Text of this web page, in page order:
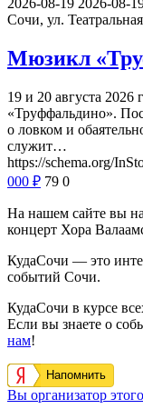
Сочи, ул.
Мюзикл
19 и 20 августа
«Труффальдино».
о ловком и
служит…
https://schema.org/
000 ₽ 79 0
На нашем сайте вы
концерт Хора
КудаСочи — это
событий Сочи.
КудаСочи в курсе
Если вы знаете о
нам!
Напомнить
Вы организатор